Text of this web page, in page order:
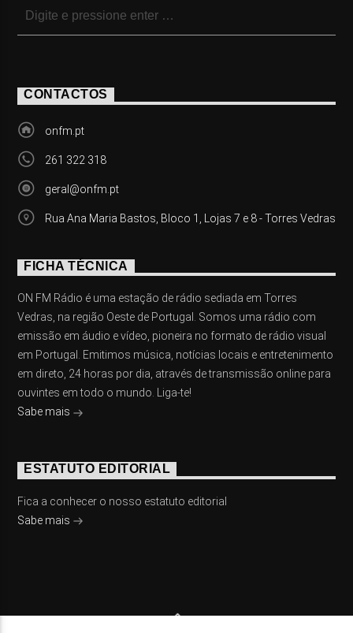
CONTACTOS
onfm.pt
261 322 318
geral@onfm.pt
Rua Ana Maria Bastos, Bloco 1, Lojas 7 e 8 - Torres Vedras
FICHA TÉCNICA
ON FM Rádio é uma estação de rádio sediada em Torres
Vedras, na região Oeste de Portugal. Somos uma rádio com
emissão em áudio e vídeo, pioneira no formato de rádio visual
em Portugal. Emitimos música, notícias locais e entretenimento
em direto, 24 horas por dia, através de transmissão online para
ouvintes em todo o mundo. Liga-te!
Sabe mais
ESTATUTO EDITORIAL
Fica a conhecer o nosso estatuto editorial
Sabe mais